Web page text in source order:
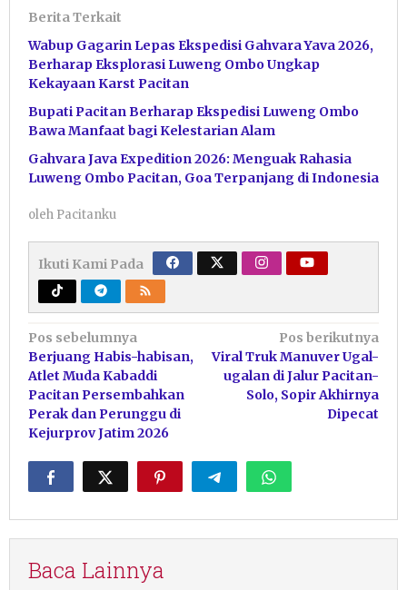
Berita Terkait
Wabup Gagarin Lepas Ekspedisi Gahvara Yava 2026,
Berharap Eksplorasi Luweng Ombo Ungkap
Kekayaan Karst Pacitan
Bupati Pacitan Berharap Ekspedisi Luweng Ombo
Bawa Manfaat bagi Kelestarian Alam
Gahvara Java Expedition 2026: Menguak Rahasia
Luweng Ombo Pacitan, Goa Terpanjang di Indonesia
oleh Pacitanku
Ikuti Kami Pada
Navigasi
pos
Pos sebelumnya
Berjuang Habis-habisan,
Atlet Muda Kabaddi
Pacitan Persembahkan
Perak dan Perunggu di
Kejurprov Jatim 2026
Pos berikutnya
Viral Truk Manuver Ugal-
ugalan di Jalur Pacitan-
Solo, Sopir Akhirnya
Dipecat
Baca Lainnya